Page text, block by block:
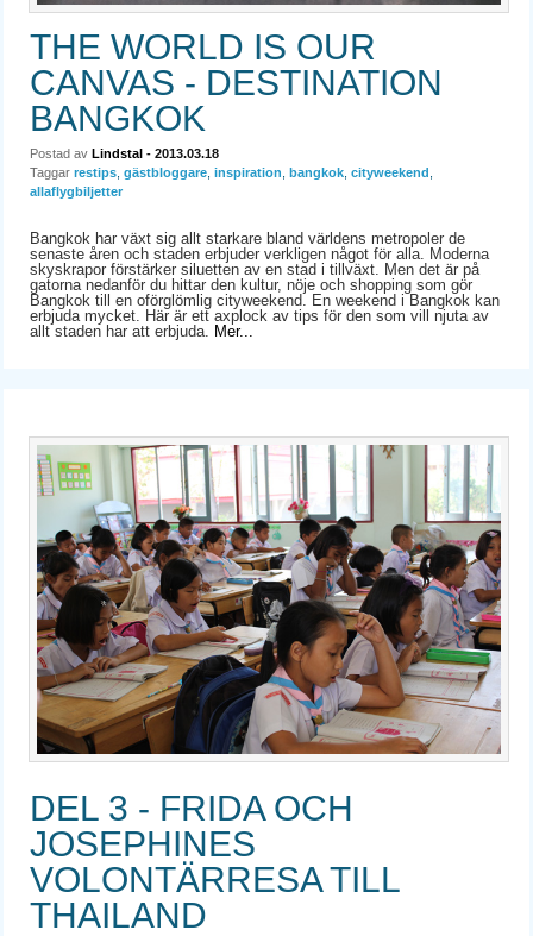
THE WORLD IS OUR
CANVAS - DESTINATION
BANGKOK
Postad avLindstal - 2013.03.18
Taggar restips ,gästbloggare ,inspiration ,bangkok ,cityweekend
allaflygbiljetter
Bangkok har växt sig allt starkare bland världens metropoler de
senaste åren och staden erbjuder verkligen något för alla. Moderna
skyskrapor förstärker siluetten av en stad i tillväxt. Men det är på
gatorna nedanför du hittar den kultur, nöje och shopping som gör
Bangkok till en oförglömlig cityweekend. En weekend i Bangkok kan
erbjuda mycket. Här är ett axplock av tips för den som vill njuta av
allt staden har att erbjuda.
Mer...
DEL 3 - FRIDA OCH
JOSEPHINES
VOLONTÄRRESA TILL
THAILAND